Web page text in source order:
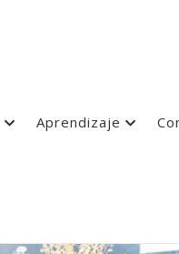
Aprendizaje